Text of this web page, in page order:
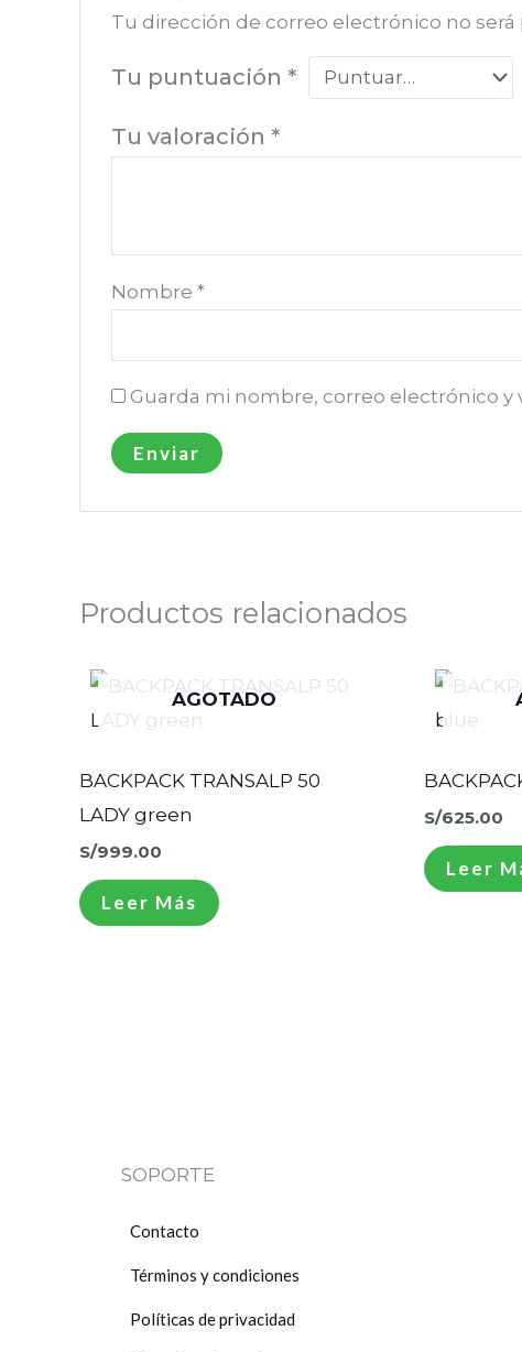
Tu dirección de correo electrónico no será
Tu puntuación *
Tu valoración *
Nombre*
Guarda mi nombre, correo electrónico
Productos relacionados
AGOTADO
BACKPACK TRANSALP 50
LADY green
S/999.00
Leer Más
S/625.00
Leer
SOPORTE
Contacto
Términos y condiciones
Políticas de privacidad